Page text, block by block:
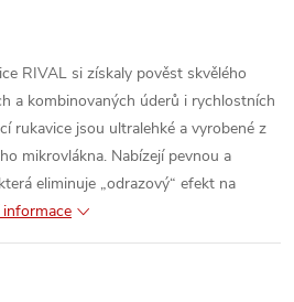
RIVAL si získaly pověst skvělého
a kombinovaných úderů i rychlostních
rukavice jsou ultralehké a vyrobené z
mikrovlákna. Nabízejí pevnou a
která eliminuje „odrazový“ efekt na
informace